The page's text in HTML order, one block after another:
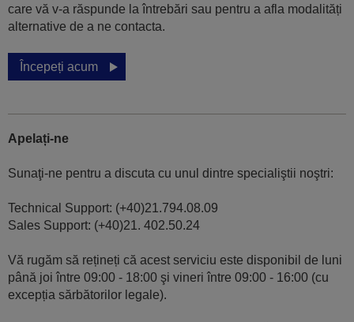
care vă v-a răspunde la întrebări sau pentru a afla modalități
alternative de a ne contacta.
Începeți acum
Apelați-ne
Sunaţi-ne pentru a discuta cu unul dintre specialiştii noştri:
Technical Support: (+40)21.794.08.09
Sales Support: (+40)21. 402.50.24
Vă rugăm să rețineți că acest serviciu este disponibil de luni
până joi între 09:00 - 18:00 şi vineri între 09:00 - 16:00 (cu
excepția sărbătorilor legale).